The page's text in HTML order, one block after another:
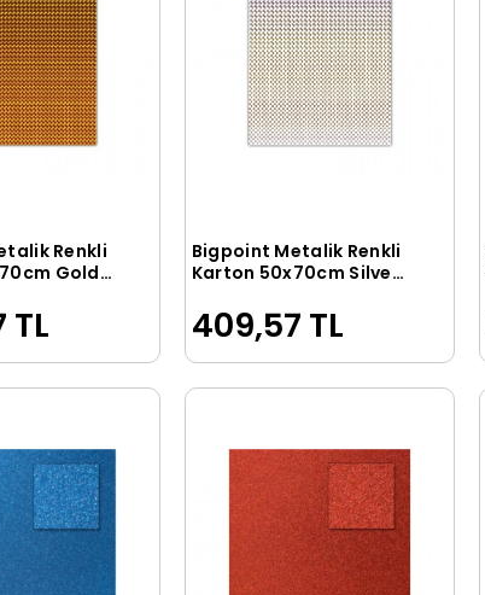
Ekle
Renkli
Gold
TL
Sepete Ekle
Bigpoint Metalik Renkli
Karton 50x70cm Silver
409,57 TL